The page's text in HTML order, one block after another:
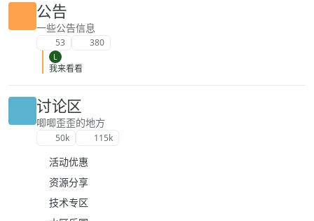
公告
一些公告信息
53 380
L
我来看看
讨论区
唧唧歪歪的地方
50k 115k
活动优惠
资源分享
技术专区